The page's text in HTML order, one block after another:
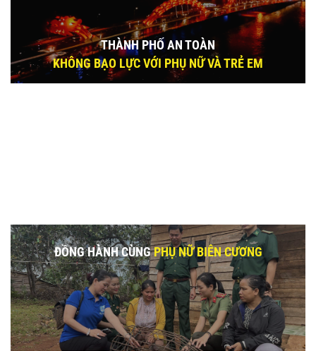
THÀNH PHỐ AN TOÀN
KHÔNG BẠO LỰC VỚI PHỤ NỮ VÀ TRẺ EM
ĐỒNG HÀNH CÙNGPHỤ NỮ BIÊN CƯƠNG